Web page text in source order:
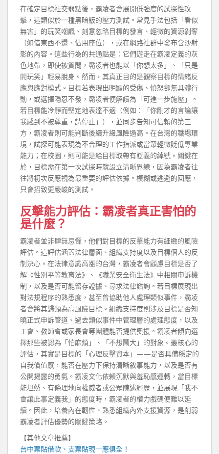
在確定目標社交弱點後，霸凌者會展開低強度的試探性攻
擊，這類似於一種黑暗版的壓力測試。常見手法包括「看似
無害」的玩笑嘲諷、刻意忽略目標的發言、輕微的資源剝奪
（如借東西不還、佔用座位），或在網路社群中發布含沙射
影的內容。這些行為的共通點是：它們遊走在霸凌定義的灰
色地帶，即使被質問，霸凌者也能以「你想太多」、「只是
開玩笑」輕易脫身。然而，其真正目的是觀察目標的情緒反
應與應對模式。目標若表現出明顯的受傷、憤怒卻無具體行
動，或選擇隱忍不發，霸凌者便解讀為「可進一步施壓」。
若目標能冷靜而堅定地表達不適（例如：「你剛才的言論讓
我感到不被尊重，請停止」），並同步告知可信賴的第三
方，霸凌者則可能判斷後續升級風險過高。在台灣的職場環
境，試探可能表現為不合理的工作指派或當眾輕微貶低專業
能力；在校園，則可能是給目標取帶有貶義的綽號。關鍵在
於，目標需在第一次試探時就設立清晰界線，因為霸凌者往
往將初次反應視為最重要的評估依據。模糊或逃避的回應，
只會招致更嚴峻的測試。
反擊能力評估：霸凌者真正害怕的
是什麼？
霸凌者並非肆無忌憚，他們對目標的反擊能力有細緻的風險
評估。這評估涵蓋法律層面、組織支持度以及目標個人的反
制決心。在法律意識高漲的台灣，霸凌者會顧慮目標是否了
解《性別平等教育法》、《職業安全衛生法》中相關申訴機
制，以及是否可能留存證據、尋求法律諮詢。若目標展現出
對法規程序的熟悉度，甚至曾協助他人處理類似事件，霸凌
者會將其歸類為高風險目標。組織支持度則涉及目標是否知
曉正式申訴管道、過去類似事件中管理層的處理態度，以及
工會、教師會或家長會等團體能否提供奧援。霸凌者傾向選
擇那些被認為「怕麻煩」、「不想鬧大」的對象。最核心的
評估，其實是目標的「心理反擊資本」——是否具備穩定的
自我價值感，能否在壓力下保持清晰敘事能力，以及是否有
公開揭露的勇氣。霸凌文化依賴沉默與羞恥感運轉，當目標
能坦然、有條理地向權威者或公眾陳述經歷，並展現「我不
會讓此事定義我」的態度時，霸凌者的權力戲碼便難以延
續。因此，培養內在韌性、熟悉組織內外支援資源，是削弱
霸凌者評估優勢的關鍵策略。
【其他文章推薦】
台中票貼借款、支票貼現一應俱全！